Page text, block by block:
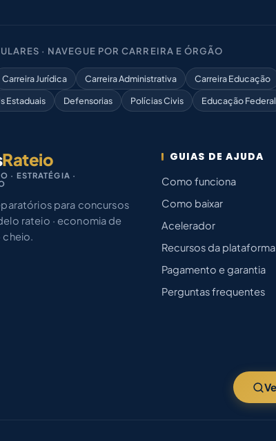
· NAVEGUE POR CARREIRA E ÓRGÃO
Carreira Jurídica Carreira Administrativa Carreira Educação
Estaduais Defensorias Polícias Civis Educação Federal
Rateio
· ESTRATÉGIA ·
para concursos
rateio · economia de
cheio.
GUIAS DE AJUDA
Como funciona
Como baixar
Acelerador
Recursos da plataforma
Pagamento e garantia
Perguntas frequentes